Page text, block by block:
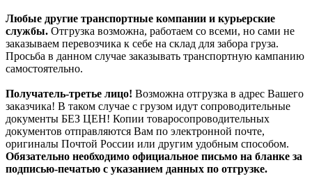
Любые другие транспортные компании и курьерские
службы. Отгрузка возможна, работаем со всеми, но сами не
заказываем перевозчика к себе на склад для забора груза.
Просьба в данном случае заказывать транспортную кампанию
самостоятельно.
Получатель-третье лицо! Возможна отгрузка в адрес Вашего
заказчика! В таком случае с грузом идут сопроводительные
документы БЕЗ ЦЕН! Копии товаросопроводительных
документов отправляются Вам по электронной почте,
оригиналы Почтой России или другим удобным способом.
Обязательно необходимо официальное письмо на бланке за
подписью-печатью с указанием данных по отгрузке.